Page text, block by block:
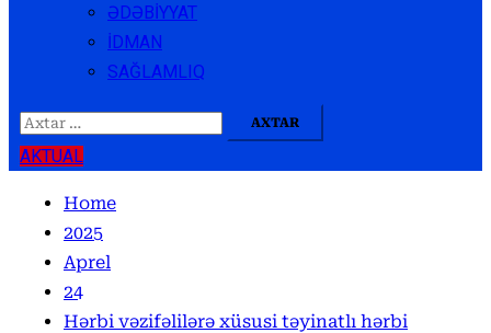
ƏDƏBİYYAT
İDMAN
SAĞLAMLIQ
Axtarış:
AKTUAL
Home
2025
Aprel
24
Hərbi vəzifəlilərə xüsusi təyinatlı hərbi